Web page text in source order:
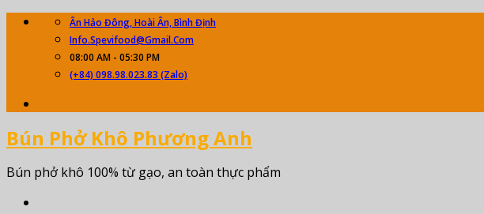
Skip
Ân Hảo Đông, Hoài Ân, Bình Định
Info.spevifood@gmail.com
08:00 AM - 05:30 PM
(+84) 098.98.023.83 (zalo)
Bún Phở Khô Phương Anh
Bún phở khô 100% từ gạo, an toàn thực phẩm